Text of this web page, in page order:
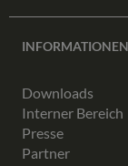
INFORMATIONEN
Downloads
Interner Bereich
Presse
Partner